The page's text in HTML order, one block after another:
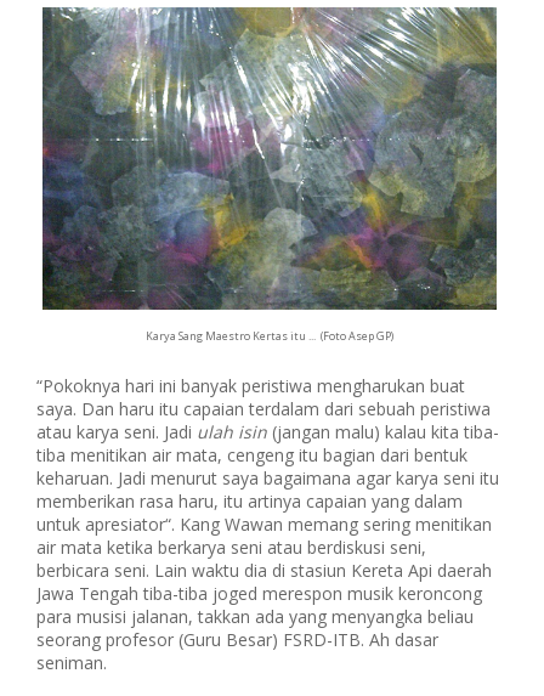
Karya Sang Maestro Kertas itu ... (Foto Asep GP)
“Pokoknya hari ini banyak peristiwa mengharukan buat
saya. Dan haru itu capaian terdalam dari sebuah peristiwa
atau karya seni. Jadi ulah isin (jangan malu) kalau kita tiba-
tiba menitikan air mata, cengeng itu bagian dari bentuk
keharuan. Jadi menurut saya bagaimana agar karya seni itu
memberikan rasa haru, itu artinya capaian yang dalam
untuk apresiator“. Kang Wawan memang sering menitikan
air mata ketika berkarya seni atau berdiskusi seni,
berbicara seni. Lain waktu dia di stasiun Kereta Api daerah
Jawa Tengah tiba-tiba joged merespon musik keroncong
para musisi jalanan, takkan ada yang menyangka beliau
seorang profesor (Guru Besar) FSRD-ITB. Ah dasar
seniman.